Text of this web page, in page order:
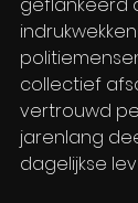
geflankeerd
collectief
vertrouwd
jarenlang
dagelijkse